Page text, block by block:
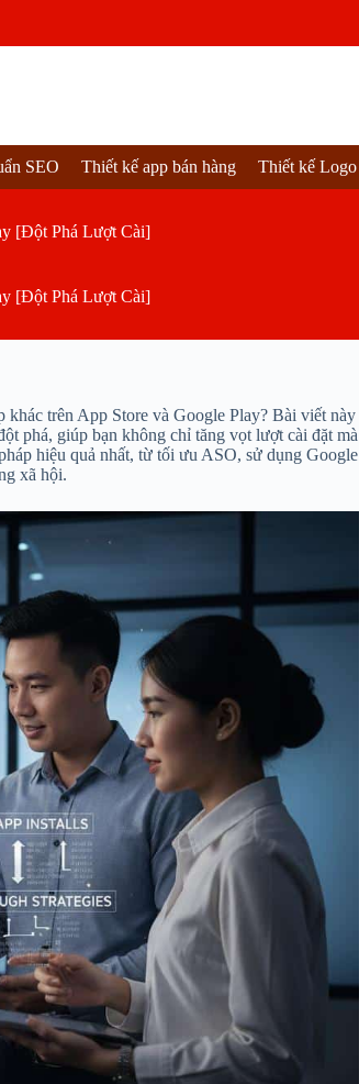
SEO Thiết kế app bán hàng Thiết kế Logo
[Đột Phá Lượt Cài]
[Đột Phá Lượt Cài]
khác trên App Store và Google Play? Bài viết này
phá, giúp bạn không chỉ tăng vọt lượt cài đặt mà
hiệu quả nhất, từ tối ưu ASO, sử dụng Google
xã hội.